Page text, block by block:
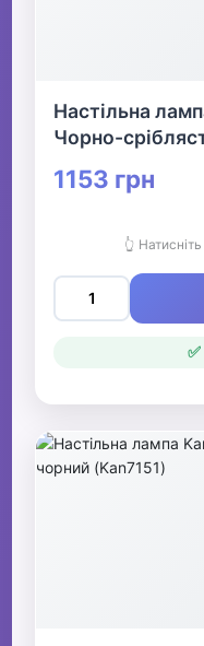
Настільна
Чорно-
1153 грн
👆